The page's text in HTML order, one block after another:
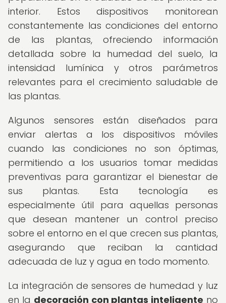
interior. Estos dispositivos monitorean
constantemente las condiciones del entorno
de las plantas, ofreciendo información
detallada sobre la humedad del suelo, la
intensidad lumínica y otros parámetros
relevantes para el crecimiento saludable de
las plantas.
Algunos sensores están diseñados para
enviar alertas a los dispositivos móviles
cuando las condiciones no son óptimas,
permitiendo a los usuarios tomar medidas
preventivas para garantizar el bienestar de
sus plantas. Esta tecnología es
especialmente útil para aquellas personas
que desean mantener un control preciso
sobre el entorno en el que crecen sus plantas,
asegurando que reciban la cantidad
adecuada de luz y agua en todo momento.
La integración de sensores de humedad y luz
en la decoración con plantas inteligente no